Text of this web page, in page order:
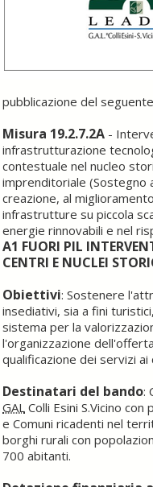
pubblicazione del
Misura 19.2.7.2A -
infrastrutturazione
contestuale nel nucleo
imprenditoriale (Sostegno
creazione, al
infrastrutture su piccola
energie rinnovabili e nel
A1 FUORI PIL
CENTRI E NUCLEI
Obiettivi: Sostenere
insediativi, sia a fini
sistema per la
l'organizzazione
qualificazione dei servizi
Destinatari del bando:
GAL Colli Esini S.Vicino
e Comuni ricadenti nel
borghi rurali con
700 abitanti.